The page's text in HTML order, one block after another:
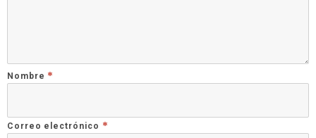
Nombre *
Correo electrónico *